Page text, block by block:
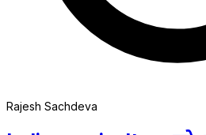
Rajesh Sachdeva